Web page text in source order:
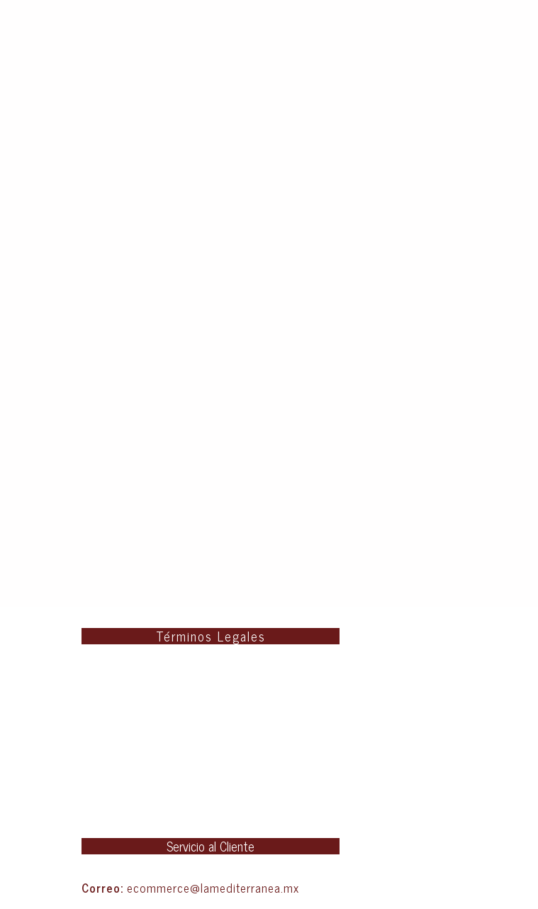
Términos Legales
Servicio al Cliente
Correo: ecommerce@lamediterranea.mx